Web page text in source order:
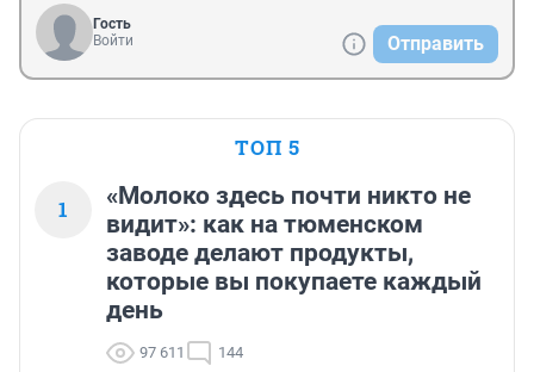
Гость
Войти
Отправить
ТОП 5
1
«Молоко здесь почти никто не
видит»: как на тюменском
заводе делают продукты,
которые вы покупаете каждый
день
97 611 144